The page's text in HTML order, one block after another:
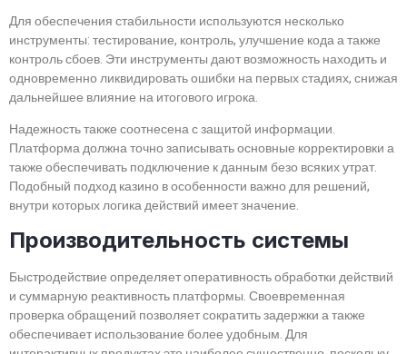
Для обеспечения стабильности используются несколько
инструменты: тестирование, контроль, улучшение кода а также
контроль сбоев. Эти инструменты дают возможность находить и
одновременно ликвидировать ошибки на первых стадиях, снижая
дальнейшее влияние на итогового игрока.
Надежность также соотнесена с защитой информации.
Платформа должна точно записывать основные корректировки а
также обеспечивать подключение к данным безо всяких утрат.
Подобный подход казино в особенности важно для решений,
внутри которых логика действий имеет значение.
Производительность системы
Быстродействие определяет оперативность обработки действий
и суммарную реактивность платформы. Своевременная
проверка обращений позволяет сократить задержки а также
обеспечивает использование более удобным. Для